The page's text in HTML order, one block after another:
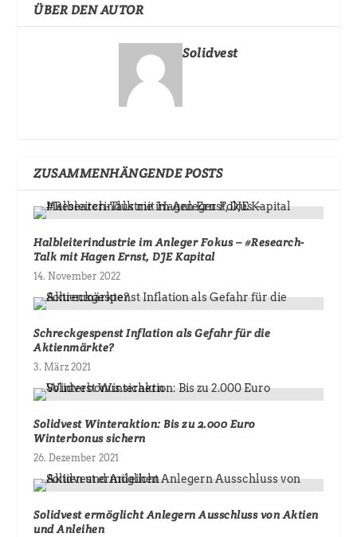
ÜBER DEN AUTOR
Solidvest
ZUSAMMENHÄNGENDE POSTS
Halbleiterindustrie im Anleger Fokus – #Research-
Talk mit Hagen Ernst, DJE Kapital
14. November 2022
Schreckgespenst Inflation als Gefahr für die
Aktienmärkte?
3. März 2021
Solidvest Winteraktion: Bis zu 2.000 Euro
Winterbonus sichern
26. Dezember 2021
Solidvest ermöglicht Anlegern Ausschluss von Aktien
und Anleihen